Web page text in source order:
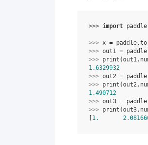
>>> import paddle
>>> x = paddle.
>>> out1 = paddle
>>> print (out1.
1.6329932
>>> out2 = paddle
>>> print (out2.
1.490712
>>> out3 = paddle
>>> print (out3.
1.